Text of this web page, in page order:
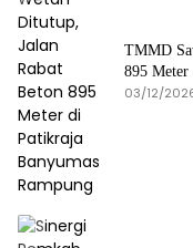
TMMD
895 Meter
03/12/